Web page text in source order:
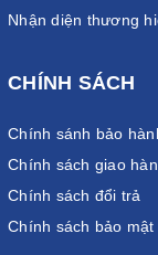
Nhận diện thương
CHÍNH SÁCH
Chính sánh bảo
Chính sách giao
Chính sách đổi trả
Chính sách bảo mật